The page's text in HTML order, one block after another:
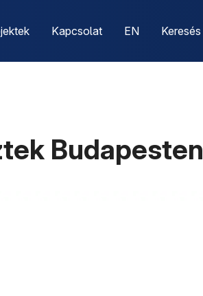
Kapcsolat EN Keresés
Budapesten